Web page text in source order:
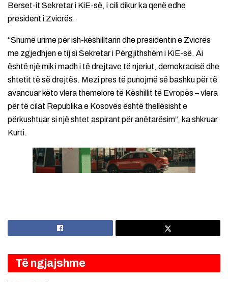
Berset-it Sekretar i KiE-së, i cili dikur ka qenë edhe
president i Zvicrës.
“Shumë urime për ish-këshilltarin dhe presidentin e Zvicrës
me zgjedhjen e tij si Sekretar i Përgjithshëm i KiE-së. Ai
është një mik i madh i të drejtave të njeriut, demokracisë dhe
shtetit të së drejtës. Mezi pres të punojmë së bashku për të
avancuar këto vlera themelore të Këshillit të Evropës – vlera
për të cilat Republika e Kosovës është thellësisht e
përkushtuar si një shtet aspirant për anëtarësim”, ka shkruar
Kurti.
Të ngjajshme